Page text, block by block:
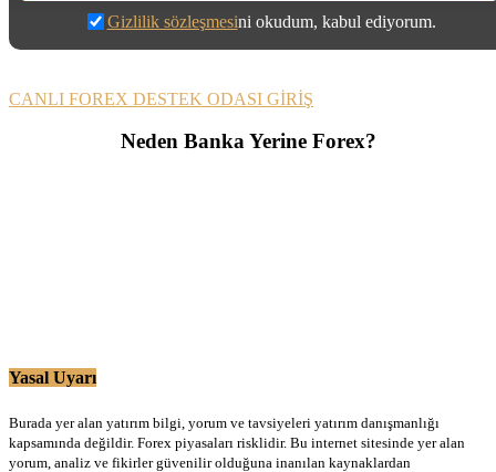
Gizlilik sözleşmesini okudum, kabul ediyorum.
CANLI FOREX DESTEK ODASI GİRİŞ
Neden Banka Yerine Forex?
Yasal Uyarı
Burada yer alan yatırım bilgi, yorum ve tavsiyeleri yatırım danışmanlığı
kapsamında değildir. Forex piyasaları risklidir. Bu internet sitesinde yer alan
yorum, analiz ve fikirler güvenilir olduğuna inanılan kaynaklardan